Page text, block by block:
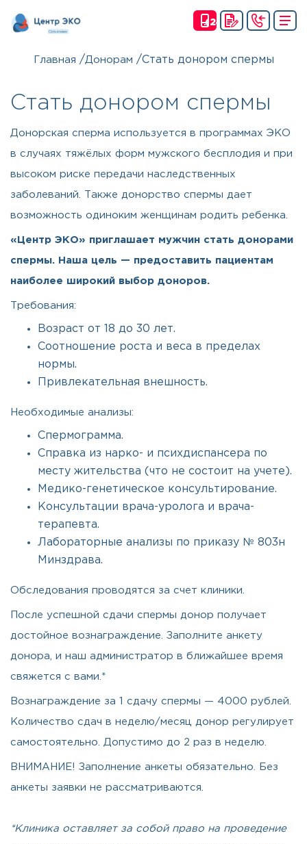
(24
Главная /Донорам /Стать донором спермы
Стать донором спермы
Донорская сперма используется в программах ЭКО
в случаях тяжёлых форм мужского бесплодия и при
высоком риске передачи наследственных
заболеваний. Также донорство спермы дает
возможность одиноким женщинам родить ребенка.
«Центр ЭКО» приглашает мужчин стать донорами
спермы. Наша цель — предоставить пациентам
наиболее широкий выбор доноров.
Требования:
Возраст от 18 до 30 лет.
Соотношение роста и веса в пределах
нормы.
Привлекательная внешность.
Необходимые анализы:
Спермограмма.
Справка из нарко- и психдиспансера по
месту жительства (что не состоит на учете).
Медико-генетическое консультирование.
Консультации врача-уролога и врача-
терапевта.
Лабораторные анализы по приказу № 803н
Минздрава.
Обследования проводятся за счет клиники.
После успешной сдачи спермы донор получает
достойное вознаграждение. Заполните анкету
донора, и наш администратор в ближайшее время
свяжется с вами.*
Вознаграждение за 1 сдачу спермы — 4000 рублей.
Количество сдач в неделю/месяц донор регулирует
самостоятельно. Допустимо до 2 раз в неделю.
ВНИМАНИЕ! Заполнение анкеты обязательно. Без
анкеты заявки не рассматриваются.
*Клиника оставляет за собой право на проведение